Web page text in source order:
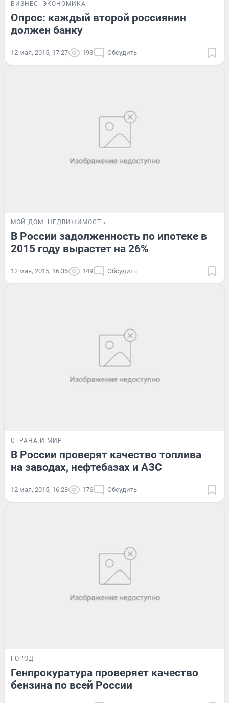
БИЗНЕС ЭКОНОМИКА
Опрос: каждый второй россиянин
должен банку
12 мая, 2015, 17:27 193 Обсудить
МОЙ ДОМ НЕДВИЖИМОСТЬ
В России задолженность по ипотеке в
2015 году вырастет на 26%
12 мая, 2015, 16:36 149 Обсудить
СТРАНА И МИР
В России проверят качество топлива
на заводах, нефтебазах и АЗС
12 мая, 2015, 16:28 176 Обсудить
ГОРОД
Генпрокуратура проверяет качество
бензина по всей России